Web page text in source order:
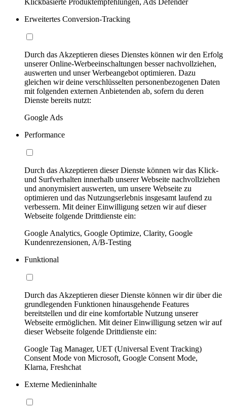
Klickbasierte Produktempfehlungen, Ads Defender
Erweitertes Conversion-Tracking
Durch das Akzeptieren dieses Dienstes können wir den Erfolg
unserer Online-Werbeeinschaltungen besser nachvollziehen,
auswerten und unser Werbeangebot optimieren. Dazu
gleichen wir deine verschlüsselten personenbezogenen Daten
mit folgenden externen Anbietenden ab, sofern du deren
Dienste bereits nutzt:
Google Ads
Performance
Durch das Akzeptieren dieser Dienste können wir das Klick-
und Surfverhalten innerhalb unserer Webseite nachvollziehen
und anonymisiert auswerten, um unsere Webseite zu
optimieren und das Nutzungserlebnis insgesamt laufend zu
verbessern. Mit deiner Einwilligung setzen wir auf dieser
Webseite folgende Drittdienste ein:
Google Analytics, Google Optimize, Clarity, Google
Kundenrezensionen, A/B-Testing
Funktional
Durch das Akzeptieren dieser Dienste können wir dir über die
grundlegenden Funktionen hinausgehende Features
bereitstellen und dir eine komfortable Nutzung unserer
Webseite ermöglichen. Mit deiner Einwilligung setzen wir auf
dieser Webseite folgende Drittdienste ein:
Google Tag Manager, UET (Universal Event Tracking)
Consent Mode von Microsoft, Google Consent Mode,
Klarna, Freshchat
Externe Medieninhalte